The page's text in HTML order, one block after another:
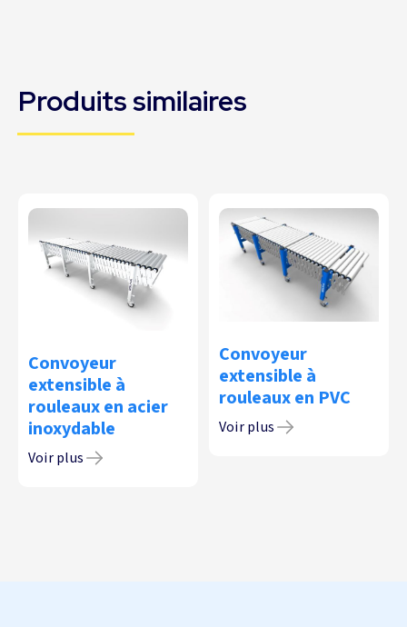
Produits similaires
Convoyeur
extensible à
rouleaux en acier
inoxydable
Voir plus
Convoyeur
extensible à
rouleaux en PVC
Voir plus